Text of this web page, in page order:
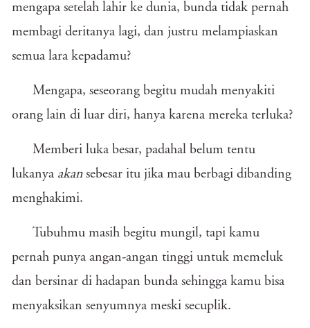
mengapa setelah lahir ke dunia, bunda tidak pernah
membagi deritanya lagi, dan justru melampiaskan
semua lara kepadamu?
Mengapa, seseorang begitu mudah menyakiti
orang lain di luar diri, hanya karena mereka terluka?
Memberi luka besar, padahal belum tentu
lukanya akansebesar itu jika mau berbagi dibanding
menghakimi.
Tubuhmu masih begitu mungil, tapi kamu
pernah punya angan-angan tinggi untuk memeluk
dan bersinar di hadapan bunda sehingga kamu bisa
menyaksikan senyumnya meski secuplik.